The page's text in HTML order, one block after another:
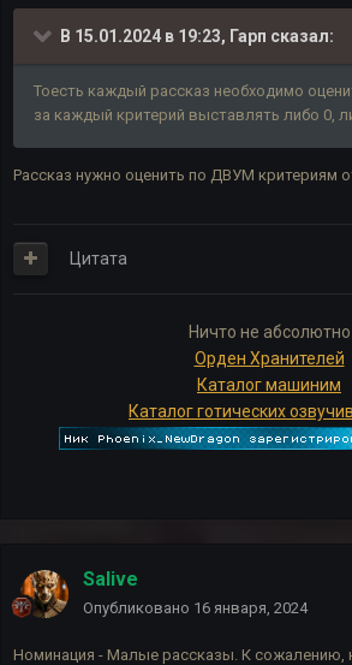
В 15.01.2024 в 19:23, Гарп сказал:
Тоесть каждый рассказ необходимо
за каждый критерий выставлять либо 0,
Рассказ нужно оценить по ДВУМ критериям
Цитата
Ничто не абсолютно
Орден Хранителей
Каталог машиним
Каталог готических
Salive
Опубликовано 16 января, 2024
Номинация - Малые рассказы. К сожалению,